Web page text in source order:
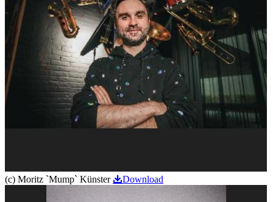
(c) Moritz `Mump` Künster Download